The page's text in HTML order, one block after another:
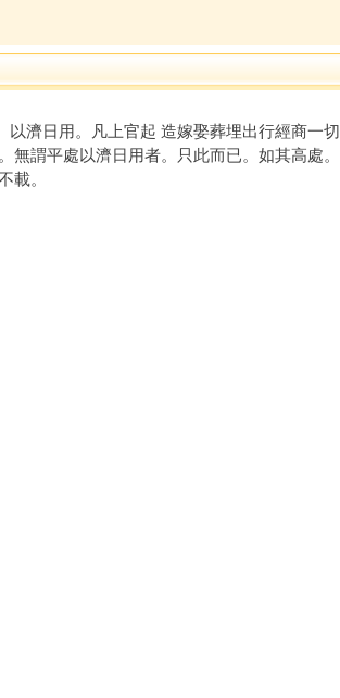
濟日用。凡上官起 造嫁娶葬埋出行經商一切
謂平處以濟日用者。只此而已。如其高處。
載。